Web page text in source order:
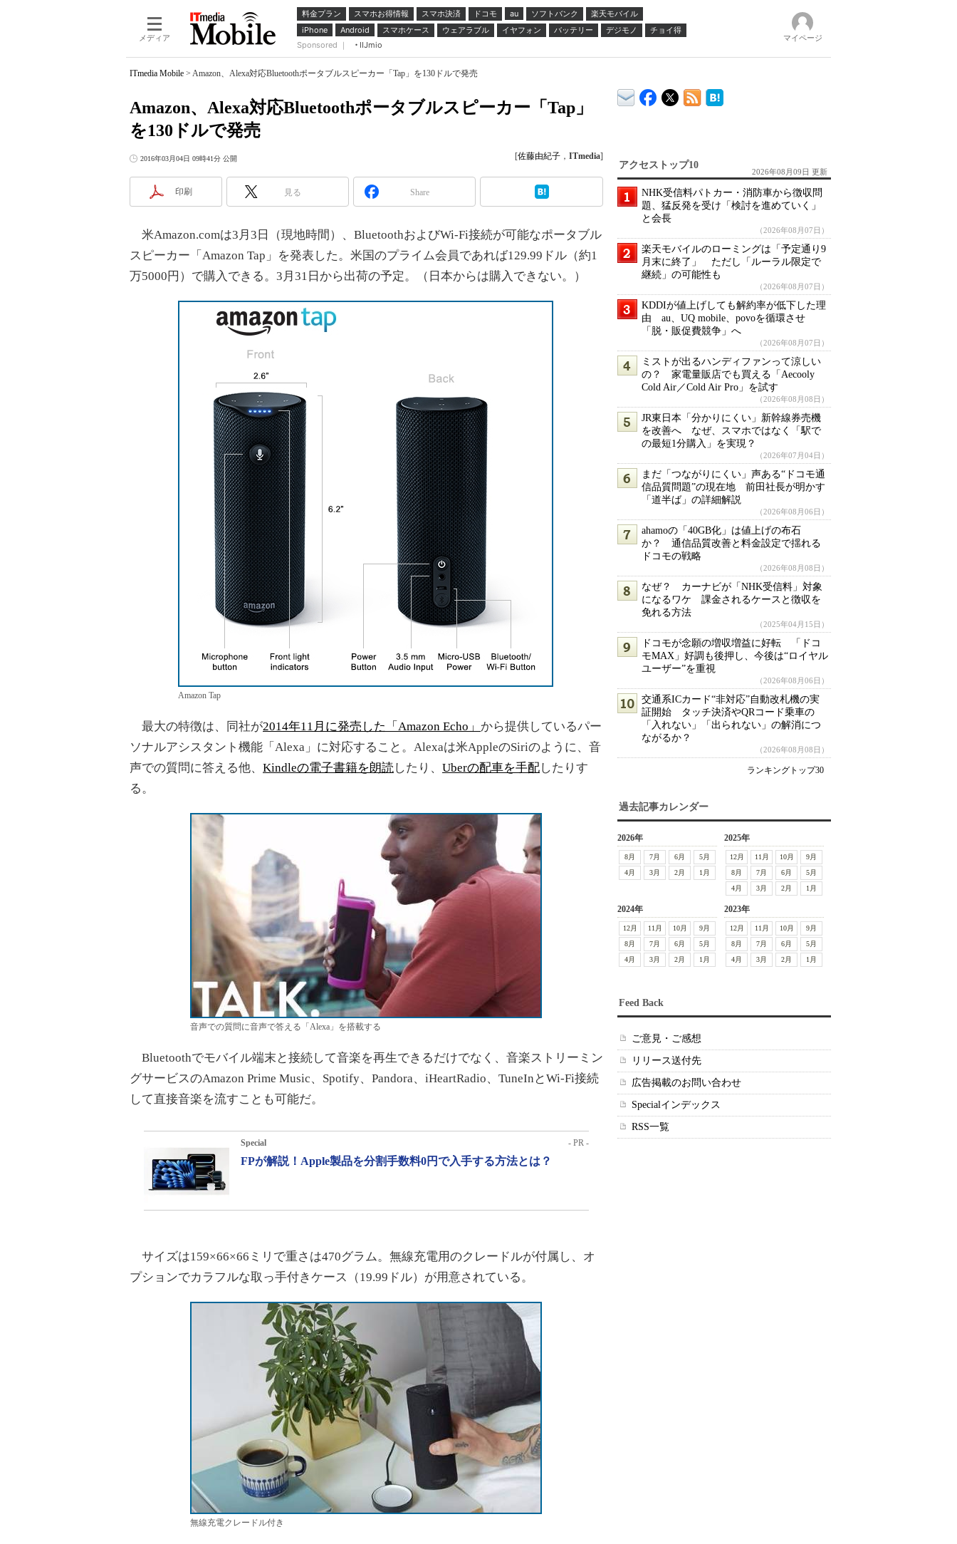
メディア
料金プラン スマホお得情報 スマホ決済 ドコモ au ソフトバンク
楽天モバイル
iPhone
Android スマホケース ウェアラブル イヤフォン バッテリー デジモノ
チョイ得
Sponsored ｜
IIJmio
マイページ
ITmedia Mobile > Amazon、Alexa対応Bluetoothポータブルスピーカー「Tap」を130ドルで発売
Amazon、Alexa対応Bluetoothポータブルスピーカー「Tap」
を130ドルで発売
2016年03月04日 09時41分 公開 [佐藤由紀子 ， ITmedia]
印刷 見る Share
米Amazon.comは3月3日（現地時間）、BluetoothおよびWi-Fi接続が可能なポータブル
スピーカー「Amazon Tap」を発表した。米国のプライム会員であれば129.99ドル（約1
万5000円）で購入できる。3月31日から出荷の予定。（日本からは購入できない。）
Amazon Tap
最大の特徴は、同社が2014年11月に発売した「Amazon Echo」 から提供しているパー
ソナルアシスタント機能「Alexa」に対応すること。Alexaは米AppleのSiriのように、音
声での質問に答える他、 Kindleの電子書籍を朗読したり、 Uberの配車を手配したりす
る。
音声での質問に音声で答える「Alexa」を搭載する
Bluetoothでモバイル端末と接続して音楽を再生できるだけでなく、音楽ストリーミン
グサービスのAmazon Prime Music、Spotify、Pandora、iHeartRadio、TuneInとWi-Fi接続
して直接音楽を流すことも可能だ。
Special - PR -
FPが解説！Apple製品を分割手数料0円で入手する方法とは？
サイズは159×66×66ミリで重さは470グラム。無線充電用のクレードルが付属し、オ
プションでカラフルな取っ手付きケース（19.99ドル）が用意されている。
無線充電クレードル付き
アクセストップ10
2026年08月09日 更新
NHK受信料パトカー・消防車から徴収問
題、猛反発を受け「検討を進めていく」
と会長
（2026年08月07日）
楽天モバイルのローミングは「予定通り9
月末に終了」 ただし「ルーラル限定で
継続」の可能性も
（2026年08月07日）
KDDIが値上げしても解約率が低下した理
由 au、UQ mobile、povoを循環させ
「脱・販促費競争」へ
（2026年08月07日）
ミストが出るハンディファンって涼しい
の？ 家電量販店でも買える「Aecooly
Cold Air／Cold Air Pro」を試す
（2026年08月08日）
JR東日本「分かりにくい」新幹線券売機
を改善へ なぜ、スマホではなく「駅で
の最短1分購入」を実現？
（2026年07月04日）
まだ「つながりにくい」声ある“ドコモ通
信品質問題”の現在地 前田社長が明かす
「道半ば」の詳細解説
（2026年08月06日）
ahamoの「40GB化」は値上げの布石
か？ 通信品質改善と料金設定で揺れる
ドコモの戦略
（2026年08月08日）
なぜ？ カーナビが「NHK受信料」対象
になるワケ 課金されるケースと徴収を
免れる方法
（2025年04月15日）
ドコモが念願の増収増益に好転 「ドコ
モMAX」好調も後押し、今後は“ロイヤル
ユーザー”を重視
（2026年08月06日）
交通系ICカード“非対応”自動改札機の実
証開始 タッチ決済やQRコード乗車の
「入れない」「出られない」の解消につ
ながるか？
（2026年08月08日）
ランキングトップ30
過去記事カレンダー
2026年
8月 7月 6月
5月
4月
3月 2月 1月
2025年
12月 11月 10月
9月
8月
7月 6月
5月
4月
3月 2月 1月
2024年
12月 11月 10月
9月
8月
7月 6月
5月
4月
3月 2月 1月
2023年
12月 11月 10月
9月
8月
7月 6月
5月
4月
3月 2月 1月
Feed Back
ご意見・ご感想
リリース送付先
広告掲載のお問い合わせ
Specialインデックス
RSS一覧